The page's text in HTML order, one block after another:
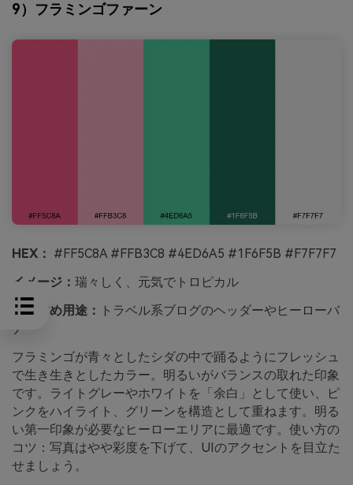
9）フラミンゴファーン
HEX： #FF5C8A #FFB3C8 #4ED6A5 #1F6F5B #F7F7F7
イメージ： 瑞々しく、元気でトロピカル
おすすめ用途：
トラベル系ブログのヘッダーやヒーローバ
ナー
フラミンゴが青々としたシダの中で踊るようにフレッシュ
で生き生きとしたカラー。明るいがバランスの取れた印象
です。ライトグレーやホワイトを「余白」として使い、ピ
ンクをハイライト、グリーンを構造として重ねます。明る
い第一印象が必要なヒーローエリアに最適です。使い方の
コツ：写真はやや彩度を下げて、UIのアクセントを目立た
せましょう。